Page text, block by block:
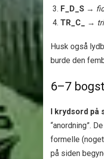
F_D_S →
TR_C_
→
Husk også
burde den
6–7
I krydsord på
“anordning”.
formelle
på siden